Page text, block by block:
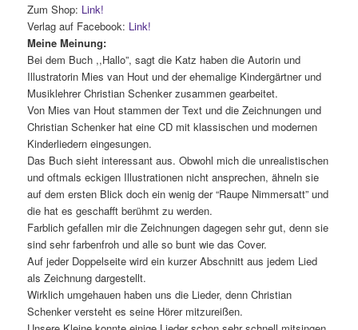
Zum Shop: Link!
Verlag auf Facebook: Link!
Meine Meinung:
Bei dem Buch ,,Hallo”, sagt die Katz haben die Autorin und
Illustratorin Mies van Hout und der ehemalige Kindergärtner und
Musiklehrer Christian Schenker zusammen gearbeitet.
Von Mies van Hout stammen der Text und die Zeichnungen und
Christian Schenker hat eine CD mit klassischen und modernen
Kinderliedern eingesungen.
Das Buch sieht interessant aus. Obwohl mich die unrealistischen
und oftmals eckigen Illustrationen nicht ansprechen, ähneln sie
auf dem ersten Blick doch ein wenig der “Raupe Nimmersatt” und
die hat es geschafft berühmt zu werden.
Farblich gefallen mir die Zeichnungen dagegen sehr gut, denn sie
sind sehr farbenfroh und alle so bunt wie das Cover.
Auf jeder Doppelseite wird ein kurzer Abschnitt aus jedem Lied
als Zeichnung dargestellt.
Wirklich umgehauen haben uns die Lieder, denn Christian
Schenker versteht es seine Hörer mitzureißen.